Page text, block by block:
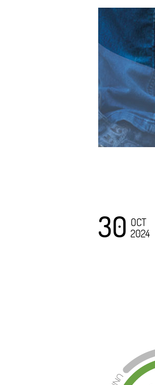
30 OCT
2024